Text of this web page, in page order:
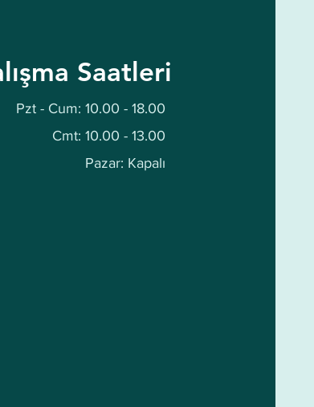
Saatleri
Pzt - Cum: 10.00 - 18.00
Cmt: 10.00 - 13.00
Pazar: Kapalı